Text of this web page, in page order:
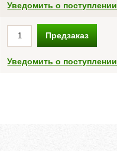
Уведомить о поступлении
Предзаказ
Уведомить о поступлении